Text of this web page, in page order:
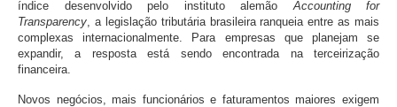
índice desenvolvido pelo instituto alemão Accounting for
Transparency , a legislação tributária brasileira ranqueia entre as mais
complexas internacionalmente. Para empresas que planejam se
expandir, a resposta está sendo encontrada na terceirização
financeira.
Novos negócios, mais funcionários e faturamentos maiores exigem